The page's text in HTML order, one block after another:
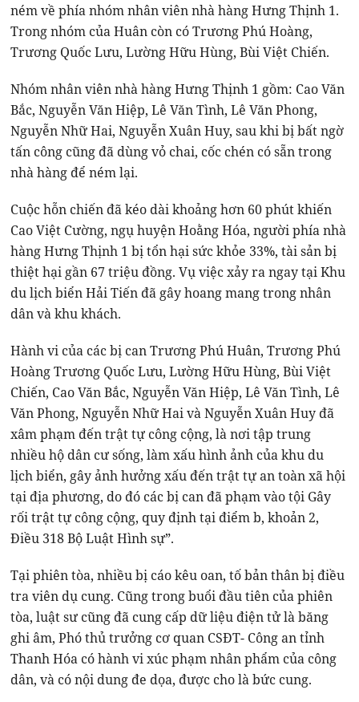
ném về phía nhóm nhân viên nhà hàng Hưng Thịnh 1.
Trong nhóm của Huân còn có Trương Phú Hoàng,
Trương Quốc Lưu, Lường Hữu Hùng, Bùi Việt Chiến.
Nhóm nhân viên nhà hàng Hưng Thịnh 1 gồm: Cao Văn
Bắc, Nguyễn Văn Hiệp, Lê Văn Tình, Lê Văn Phong,
Nguyễn Nhữ Hai, Nguyễn Xuân Huy, sau khi bị bất ngờ
tấn công cũng đã dùng vỏ chai, cốc chén có sẵn trong
nhà hàng để ném lại.
Cuộc hỗn chiến đã kéo dài khoảng hơn 60 phút khiến
Cao Việt Cường, ngụ huyện Hoằng Hóa, người phía nhà
hàng Hưng Thịnh 1 bị tổn hại sức khỏe 33%, tài sản bị
thiệt hại gần 67 triệu đồng. Vụ việc xảy ra ngay tại Khu
du lịch biển Hải Tiến đã gây hoang mang trong nhân
dân và khu khách.
Hành vi của các bị can Trương Phú Huân, Trương Phú
Hoàng Trương Quốc Lưu, Lường Hữu Hùng, Bùi Việt
Chiến, Cao Văn Bắc, Nguyễn Văn Hiệp, Lê Văn Tình, Lê
Văn Phong, Nguyễn Nhữ Hai và Nguyễn Xuân Huy đã
xâm phạm đến trật tự công cộng, là nơi tập trung
nhiều hộ dân cư sống, làm xấu hình ảnh của khu du
lịch biển, gây ảnh hưởng xấu đến trật tự an toàn xã hội
tại địa phương, do đó các bị can đã phạm vào tội Gây
rối trật tự công cộng, quy định tại điểm b, khoản 2,
Điều 318 Bộ Luật Hình sự”.
Tại phiên tòa, nhiều bị cáo kêu oan, tố bản thân bị điều
tra viên dụ cung. Cũng trong buổi đầu tiên của phiên
tòa, luật sư cũng đã cung cấp dữ liệu điện tử là băng
ghi âm, Phó thủ trưởng cơ quan CSĐT- Công an tỉnh
Thanh Hóa có hành vi xúc phạm nhân phẩm của công
dân, và có nội dung đe dọa, được cho là bức cung.